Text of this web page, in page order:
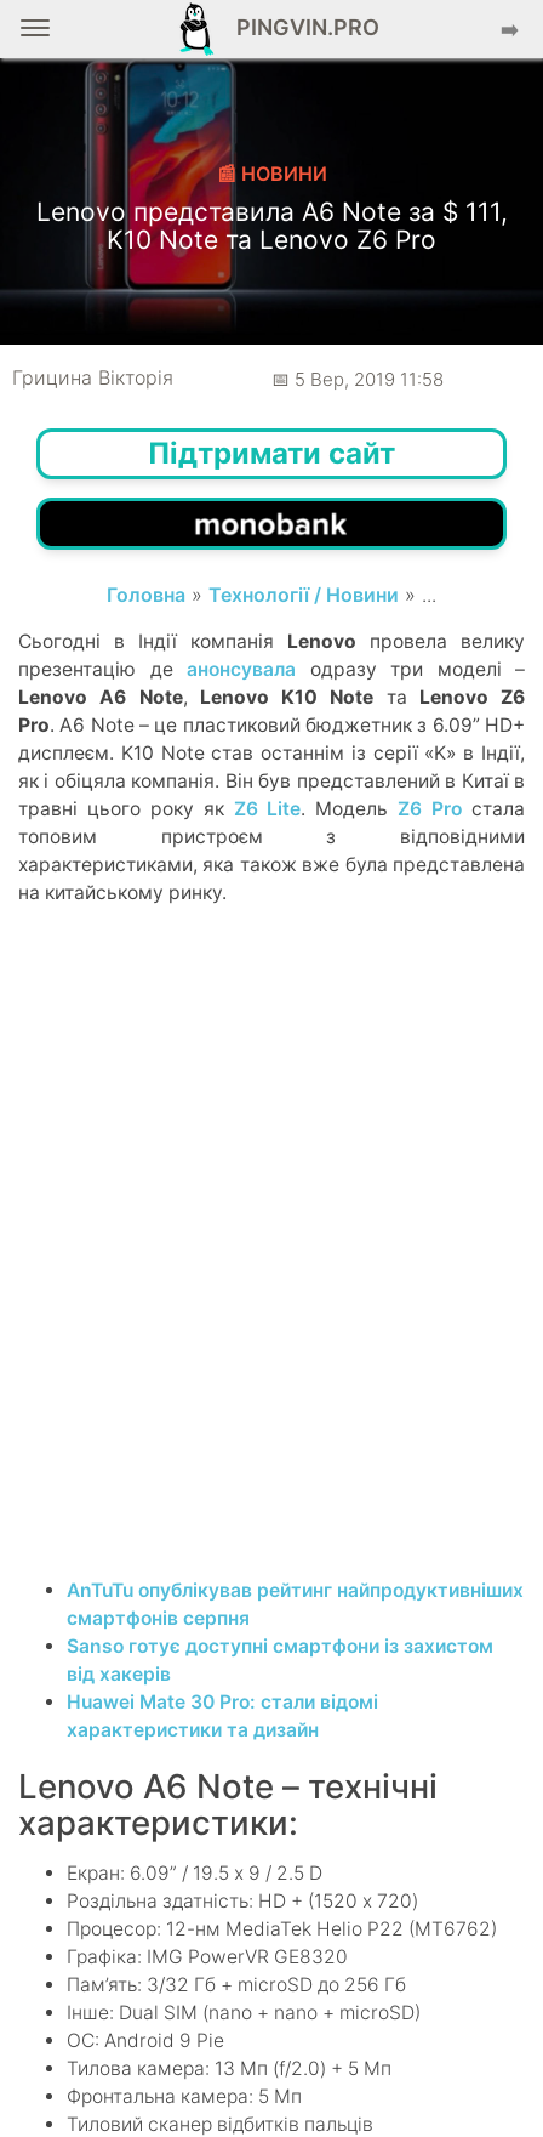
PINGVIN.PRO ➡️
📰 НОВИНИ
Lenovo представила A6 Note за $ 111,
K10 Note та Lenovo Z6 Pro
Грицина Вікторія 📅 5 Вер, 2019 11:58
Підтримати сайт
Головна » Технології / Новини » ...
Сьогодні в Індії компанія Lenovo провела велику
презентацію де анонсувала одразу три моделі –
Lenovo A6 Note, Lenovo K10 Note та Lenovo Z6
Pro. A6 Note – це пластиковий бюджетник з 6.09” HD+
дисплеєм. K10 Note став останнім із серії «K» в Індії,
як і обіцяла компанія. Він був представлений в Китаї в
травні цього року як Z6 Lite. Модель Z6 Pro стала
топовим пристроєм з відповідними
характеристиками, яка також вже була представлена
на китайському ринку.
AnTuTu опублікував рейтинг найпродуктивніших
смартфонів серпня
Sanso готує доступні смартфони із захистом
від хакерів
Huawei Mate 30 Pro: стали відомі
характеристики та дизайн
Lenovo A6 Note – технічні
характеристики:
Екран: 6.09” / 19.5 х 9 / 2.5 D
Роздільна здатність: HD + (1520 х 720)
Процесор: 12-нм MediaTek Helio P22 (MT6762)
Графіка: IMG PowerVR GE8320
Пам’ять: 3/32 Гб + microSD до 256 Гб
Інше: Dual SIM (nano + nano + microSD)
ОС: Android 9 Pie
Тилова камера: 13 Мп (f/2.0) + 5 Мп
Фронтальна камера: 5 Мп
Тиловий сканер відбитків пальців